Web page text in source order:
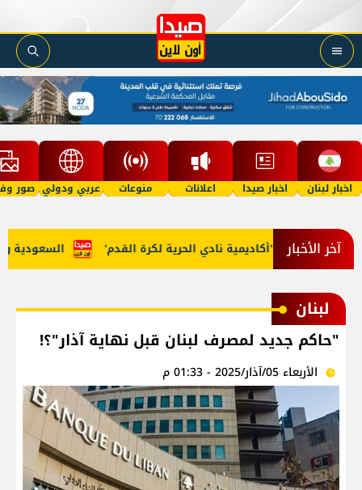
اخبار لبنان اخبار صيدا اعلانات منوعات عربي ودولي صور
آخر الأخبار السعودية مرجان يطلق 'أكاديمية نادي الحرية لكرة القدم'
لبنان
"حاكم جديد لمصرف لبنان قبل نهاية آذار"؟!
الأربعاء 05/آذار/2025 - 01:33 م